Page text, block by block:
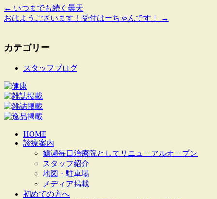
← いつまでも続く曇天
おはようございます！受付はーちゃんです！
→
カテゴリー
スタッフブログ
HOME
診療案内
鶴瀬毎日治療院としてリニューアルオープン
スタッフ紹介
地図・駐車場
メディア掲載
初めての方へ